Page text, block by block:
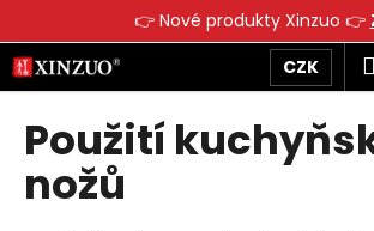
👉 Nové produkty Xinzuo 👉
Přejít
na
obsah
CZK
Použití
nožů
o
š Zpět
Zpět
C
o
p